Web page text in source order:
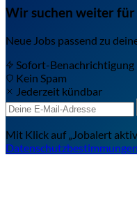
Wir suchen weiter für
Neue Jobs passend zu
Sofort-Benachrichtigung
Kein Spam
Jederzeit kündbar
Mit Klick auf „Jobalert
Datenschutzbestimmungen